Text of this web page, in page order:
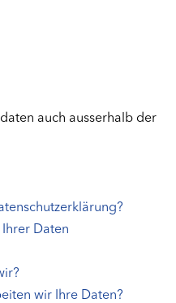
auch ausserhalb der
Daten
wir Ihre Daten?